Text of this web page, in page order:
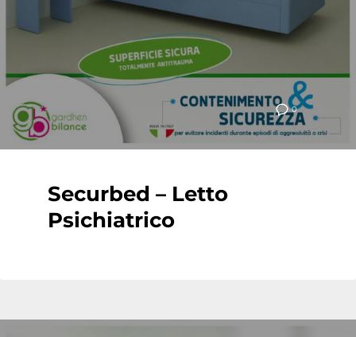
0
Securbed – Letto
Psichiatrico